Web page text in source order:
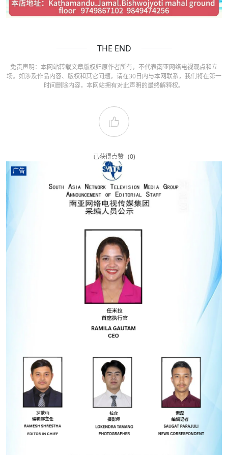
THE END
免责声明：本网站转载文章版权归原作者所有，不代表南亚网络电视观点和立
场。如涉及作品内容、版权和其它问题，请在30日内与本网联系，我们将在第一
时间删除内容，本网站拥有对此声明的最终解释权。
已获得点赞 (0)
广告